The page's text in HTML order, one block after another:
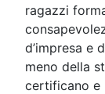
ragazzi
d’impresa e
meno della
certificano e